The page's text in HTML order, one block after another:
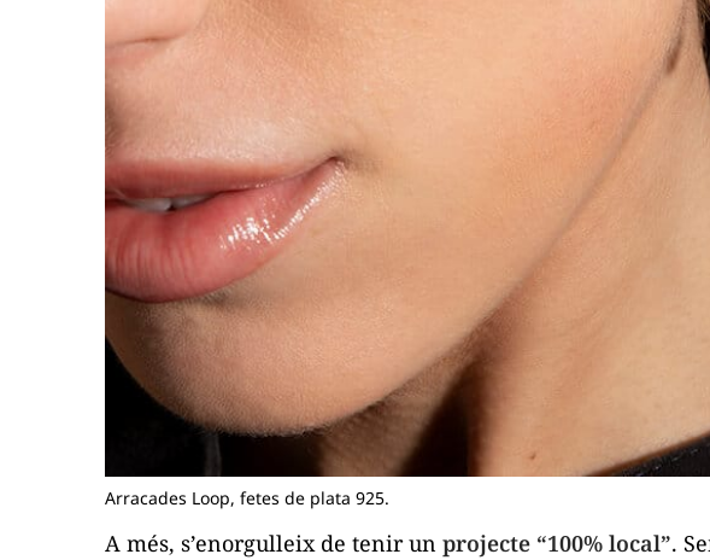
Arracades Loop, fetes de plata 925.
A més, s’enorgulleix de tenir un projecte “100% local”.